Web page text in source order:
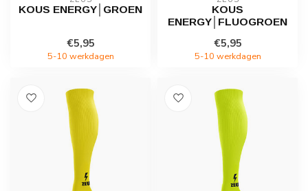
KOUS ENERGY│GROEN
€5,95
5-10 werkdagen
KOUS
ENERGY│FLUOGROEN
€5,95
5-10 werkdagen